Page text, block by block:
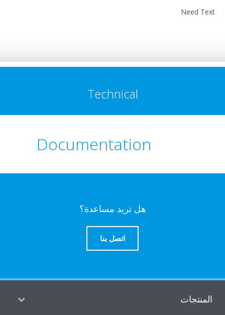
Need
Technical
Documentation
هل تريد مساعدة؟
اتصل بنا